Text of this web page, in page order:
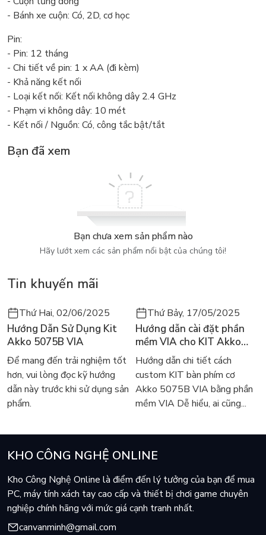
- Bánh xe cuộn: Có, 2D, cơ học
Pin:
- Pin: 12 tháng
- Chi tiết về pin: 1 x AA (đi kèm)
- Khả năng kết nối
- Loại kết nối: Kết nối không dây 2.4 GHz
- Phạm vi không dây: 10 mét
- Kết nối / Nguồn: Có, công tắc bật/tắt
Bạn đã xem
Bạn chưa xem sản phẩm nào
Hãy lướt xem các sản phẩm nổi bật của chúng tôi!
Tin khuyến mãi
Thứ Hai, 02/06/2025
Hướng Dẫn Sử Dụng Kit
Akko 5075B VIA
Để mang đến trải nghiệm tốt
hơn, vui lòng đọc kỹ hướng
dẫn này trước khi sử dụng sản
phẩm.
Thứ Bảy, 17/05/2025
Hướng dẫn cài đặt phần
mềm VIA cho KIT Akko
5075B VIA
Hướng dẫn chi tiết cách
custom KIT bàn phím cơ
Akko 5075B VIA bằng phần
mềm VIA Dễ hiểu, ai cũng...
KHO CÔNG NGHỆ ONLINE
Kho Công Nghệ Online là điểm đến lý tưởng của bạn để mua
PC, máy tính xách tay cao cấp và thiết bị chơi game chuyên
nghiệp chính hãng với mức giá cạnh tranh nhất.
canvanminh@gmail.com